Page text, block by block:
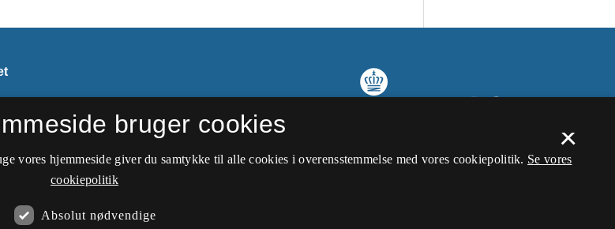
×
bruger cookies
vores hjemmeside giver du samtykke til alle cookies i overensstemmelse med vores cookiepolitik. Se vores
cookiepolitik
Absolut nødvendige